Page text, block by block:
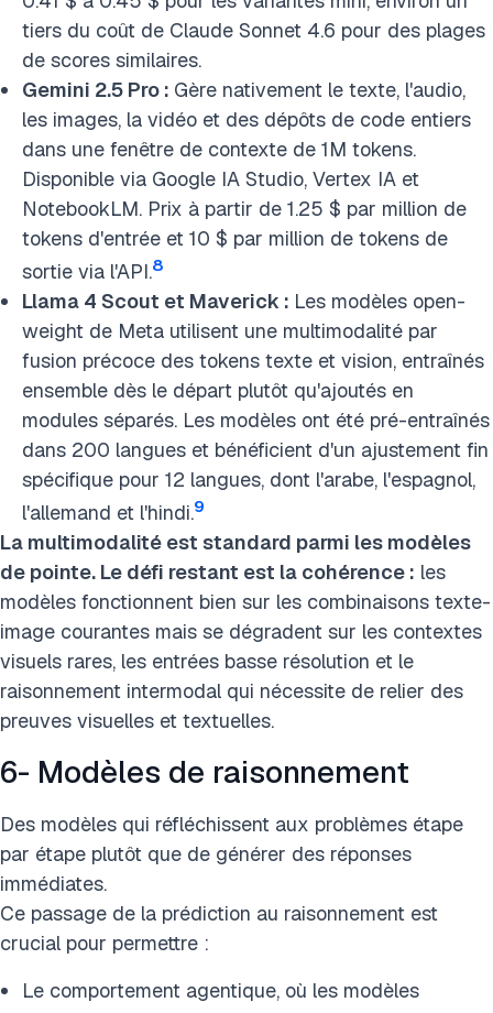
tiers du coût de Claude Sonnet 4.6 pour des plages
de scores similaires.
Gemini 2.5 Pro : Gère nativement le texte, l'audio,
les images, la vidéo et des dépôts de code entiers
dans une fenêtre de contexte de 1M tokens.
Disponible via Google IA Studio, Vertex IA et
NotebookLM. Prix à partir de 1.25 $ par million de
tokens d'entrée et 10 $ par million de tokens de
sortie via l'API.8
Llama 4 Scout et Maverick : Les modèles open-
weight de Meta utilisent une multimodalité par
fusion précoce des tokens texte et vision, entraînés
ensemble dès le départ plutôt qu'ajoutés en
modules séparés. Les modèles ont été pré-entraînés
dans 200 langues et bénéficient d'un ajustement fin
spécifique pour 12 langues, dont l'arabe, l'espagnol,
l'allemand et l'hindi.9
La multimodalité est standard parmi les modèles
de pointe. Le défi restant est la cohérence : les
modèles fonctionnent bien sur les combinaisons texte-
image courantes mais se dégradent sur les contextes
visuels rares, les entrées basse résolution et le
raisonnement intermodal qui nécessite de relier des
preuves visuelles et textuelles.
6- Modèles de raisonnement
Des modèles qui réfléchissent aux problèmes étape
par étape plutôt que de générer des réponses
immédiates.
Ce passage de la prédiction au raisonnement est
crucial pour permettre :
Le comportement agentique, où les modèles